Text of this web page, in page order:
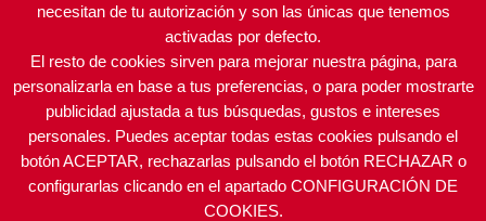
AGUSTÍ
ELECTRODOMÉSTICOS
(FRAGA)
DINTEL MONTAJES Y
PROYECTOS
necesitan de tu autorización y son las únicas que tenemos
activadas por defecto.
El resto de cookies sirven para mejorar nuestra página, para
personalizarla en base a tus preferencias, o para poder mostrarte
publicidad ajustada a tus búsquedas, gustos e intereses
personales. Puedes aceptar todas estas cookies pulsando el
botón ACEPTAR, rechazarlas pulsando el botón RECHAZAR o
configurarlas clicando en el apartado CONFIGURACIÓN DE
COOKIES.